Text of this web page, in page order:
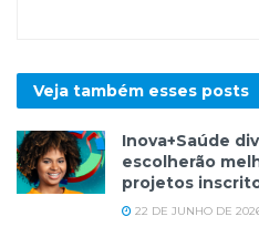
Veja também esses posts
Inova+Saúde
escolherão
projetos
22 DE JUNHO DE